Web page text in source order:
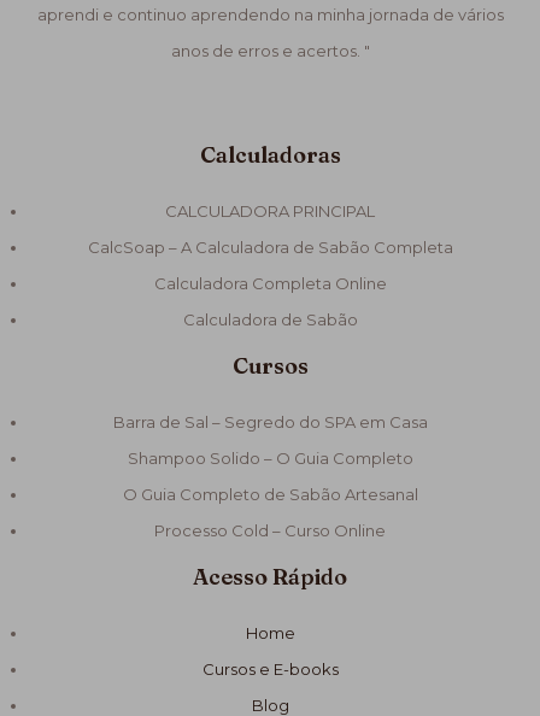
aprendi e continuo aprendendo na minha jornada de vários
anos de erros e acertos. "
Calculadoras
CALCULADORA PRINCIPAL
CalcSoap – A Calculadora de Sabão Completa
Calculadora Completa Online
Calculadora de Sabão
Cursos
Barra de Sal – Segredo do SPA em Casa
Shampoo Solido – O Guia Completo
O Guia Completo de Sabão Artesanal
Processo Cold – Curso Online
Acesso Rápido
Home
Cursos e E-books
Blog